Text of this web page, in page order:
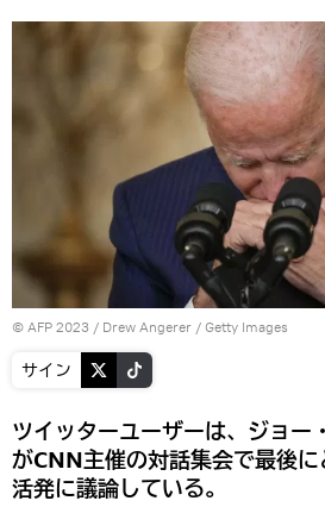
© AFP 2023 / Drew Angerer / Getty Images
サイン
ツイッターユーザーは、ジョー
がCNN主催の対話集会で最後
活発に議論している。